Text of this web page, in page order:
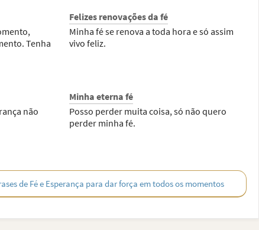
Tenha
Felizes renovações da fé
Minha fé se renova a toda hora e só assim
vivo feliz.
não
Minha eterna fé
Posso perder muita coisa, só não quero
perder minha fé.
de Fé e Esperança para dar força em todos os momentos